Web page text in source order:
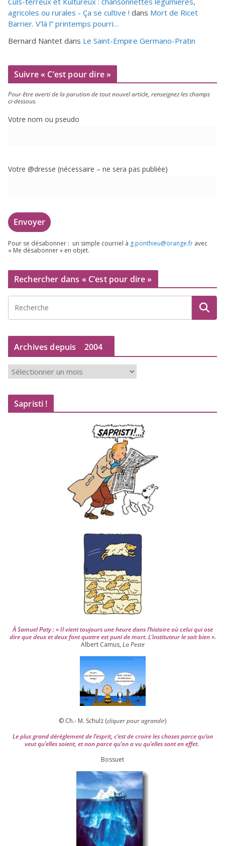
agricoles ou rurales - Ça se cultive ! dans Mort de Ricet
Barrier. V’là l” printemps pourri…
Bernard Nantet dans Le Saint-Empire Germano-Pratin
Suivre « C’est pour dire »
Pour être aver­ti de la paru­tion de tout nou­vel article, ren­sei­gnez les champs
ci-dessous.
Votre nom ou pseudo
Votre @dresse (néces­saire – ne sera pas publiée)
Pour se désa­bon­ner : un simple cour­riel à g.​ponthieu@​orange.​fr avec
« Me désa­bon­ner » en objet.
Rechercher dans « C’est pour dire »
Archives depuis 2004
r
c
Sapristi !
À Samuel Paty : « Il vient tou­jours une heure dans l’his­toire où celui qui ose
dire que deux et deux font quatre est puni de mort. L’instituteur le sait bien ».
Albert Camus, La Peste
© Ch.- M. Schulz (cli­quer pour agran­dir)
Le plus grand dérè­gle­ment de l’es­prit, c’est de croire les choses parce qu’on
veut qu’elles soient, et non parce qu’on a vu qu’elles sont en effet.
Bossuet